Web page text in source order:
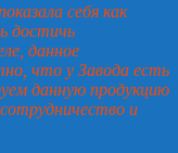
себя как
достичь
данное
что у Завода есть
данную продукцию
и